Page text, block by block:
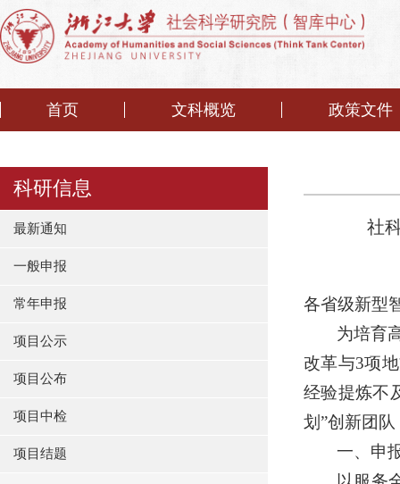
首页 文科概览 政策文件
科研信息
最新通知
一般申报
常年申报
项目公示
项目公布
项目中检
项目结题
社
各省级新型
为培育
改革与3项
经验提炼不
划”创新团
一、申